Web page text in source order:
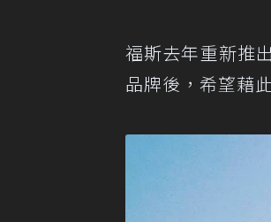
福斯去年重新推
品牌後，希望藉